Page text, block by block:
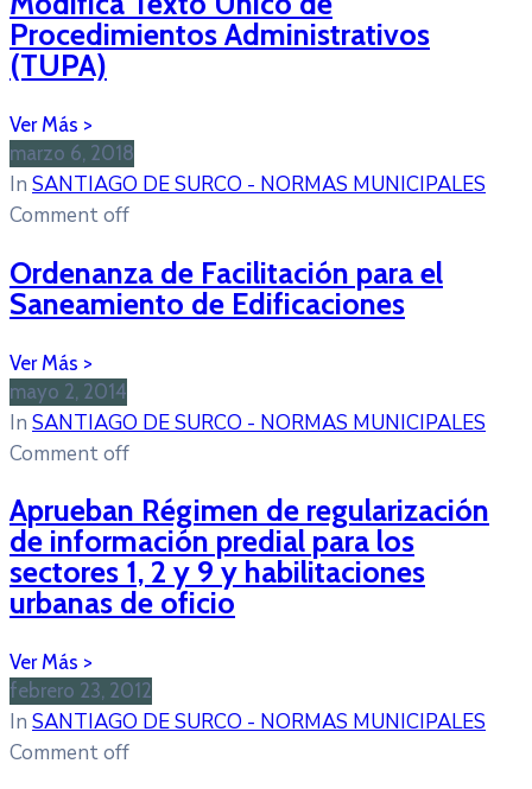
Procedimientos Administrativos
(TUPA)
marzo 6, 2018
In SANTIAGO DE SURCO - NORMAS MUNICIPALES
Comment off
Ordenanza de Facilitación para el
Saneamiento de Edificaciones
mayo 2, 2014
In SANTIAGO DE SURCO - NORMAS MUNICIPALES
Comment off
Aprueban Régimen de regularización
de información predial para los
sectores 1, 2 y 9 y habilitaciones
urbanas de oficio
febrero 23, 2012
In SANTIAGO DE SURCO - NORMAS MUNICIPALES
Comment off